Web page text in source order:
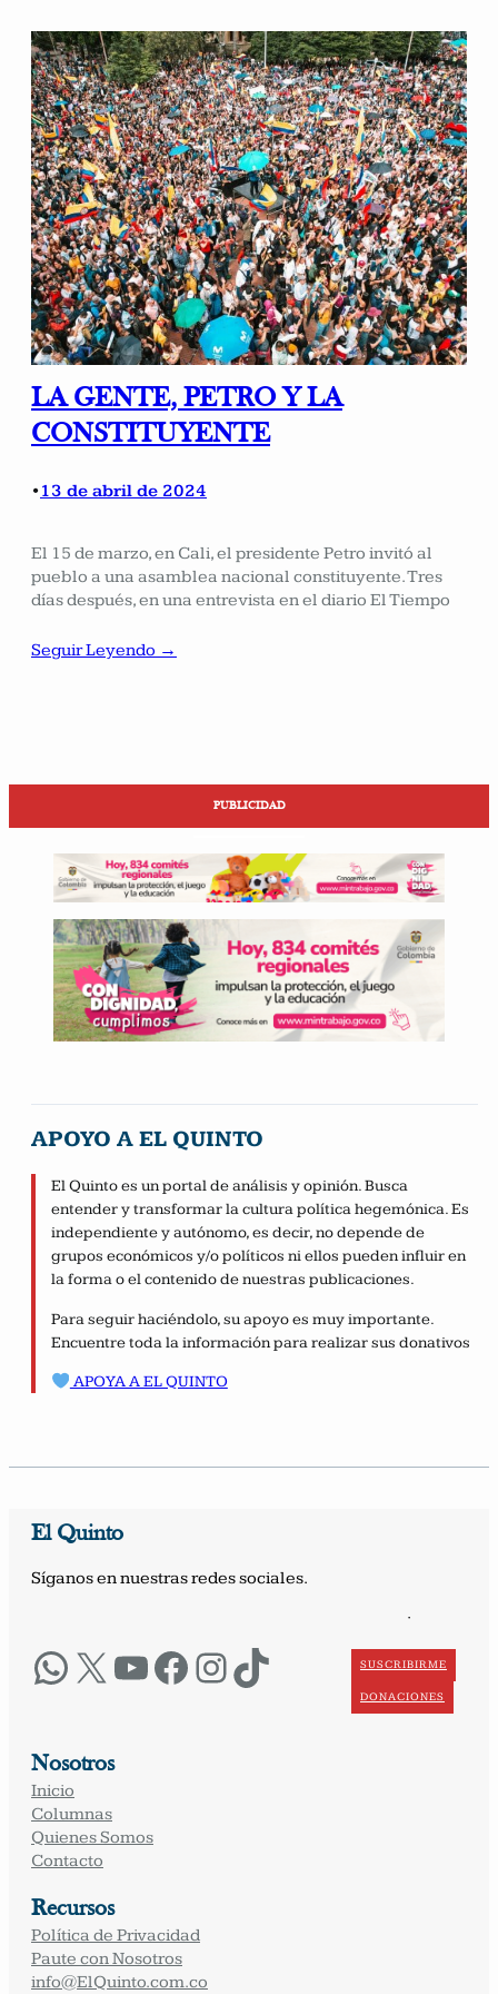
LA GENTE, PETRO Y LA
CONSTITUYENTE
•13 de abril de 2024
El 15 de marzo, en Cali, el presidente Petro invitó al
pueblo a una asamblea nacional constituyente. Tres
días después, en una entrevista en el diario El Tiempo
Seguir Leyendo →
PUBLICIDAD
APOYO A EL QUINTO
El Quinto es un portal de análisis y opinión. Busca
entender y transformar la cultura política hegemónica. Es
independiente y autónomo, es decir, no depende de
grupos económicos y/o políticos ni ellos pueden influir en
la forma o el contenido de nuestras publicaciones.
Para seguir haciéndolo, su apoyo es muy importante.
Encuentre toda la información para realizar sus donativos
APOYA A EL QUINTO
El Quinto
Síganos en nuestras redes sociales.
WhatsApp X YouTube Facebook InstagramTikTok
·
SUSCRIBIRME
DONACIONES
Nosotros
Inicio
Columnas
Quienes Somos
Contacto
Recursos
Política de Privacidad
Paute con Nosotros
info@ElQuinto.com.co